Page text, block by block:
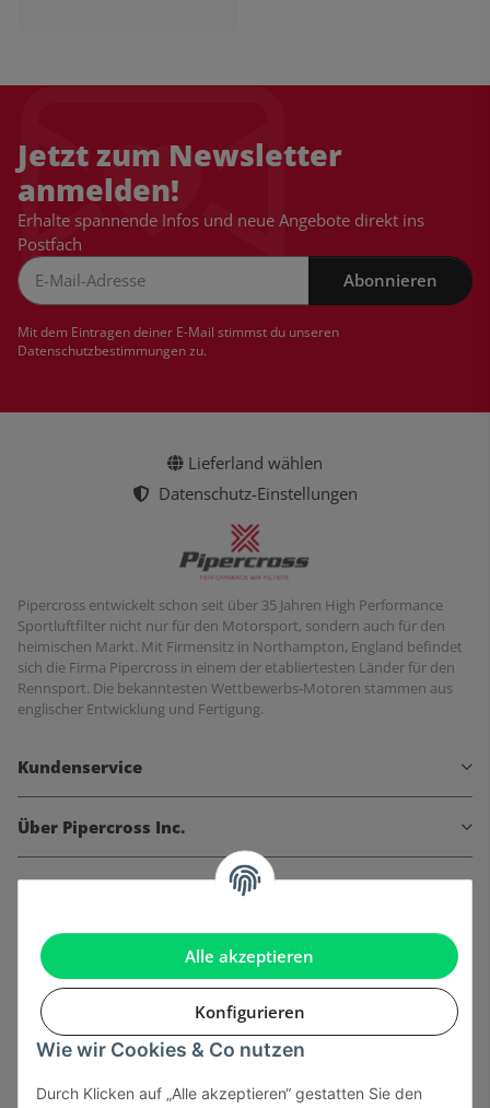
Alle akzeptieren
Konfigurieren
Wie wir Cookies & Co nutzen
Durch Klicken auf „Alle akzeptieren“ gestatten Sie den
Jetzt zum Newsletter
anmelden!
Erhalte spannende Infos und neue Angebote direkt ins
Postfach
Abonnieren
Mit dem Eintragen deiner E-Mail stimmst du unseren
Datenschutzbestimmungenzu.
Lieferland wählen
Datenschutz-Einstellungen
Pipercross entwickelt schon seit über 35 Jahren High Performance
Sportluftfilter nicht nur für den Motorsport, sondern auch für den
heimischen Markt. Mit Firmensitz in Northampton, England befindet
sich die Firma Pipercross in einem der etabliertesten Länder für den
Rennsport. Die bekanntesten Wettbewerbs-Motoren stammen aus
englischer Entwicklung und Fertigung.
Kundenservice
Über Pipercross Inc.
Informationen
Gesetzliche Informationen